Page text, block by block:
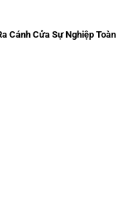
Cánh Cửa Sự Nghiệp Toàn